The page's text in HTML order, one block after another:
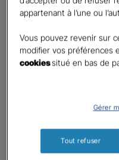
First
United
States
E-mail*
Informations
appartenant à l’une ou
Vous pouvez revenir sur
modifier vos préférences
cookiessitué en bas de
Gérer
Tout refuser